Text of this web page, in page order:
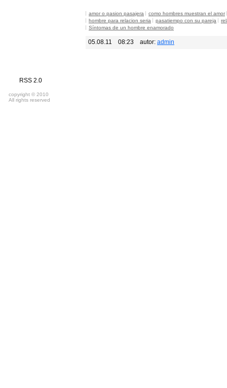
amor o pasion pasajera
como hombres muestran el amor
hombre para relacion seria
pasatiempo con su pareja
Síntomas de un hombre enamorado
05.08.11 08:23 autor: admin
RSS 2.0
copyright © 2010
All rights reserved